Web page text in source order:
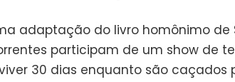
adaptação do livro homônimo de
participam de um show de
30 dias enquanto são caçados